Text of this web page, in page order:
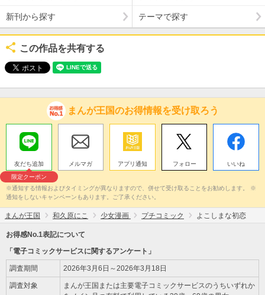
新刊から探す テーマで探す
この作品を共有する
まんが王国のお得情報を受け取ろう
友だち追加
限定クーポン
メルマガ アプリ通知 フォロー いいね
※通知する情報およびタイミングが異なりますので、併せて受け取ることをお勧めします。 ※
通知をしないキャンペーンもあります。ご了承ください。
まんが王国 和久原にこ 少女漫画 プチコミック よこしまな初恋
お得感No.1表記について
「電子コミックサービスに関するアンケート」
調査期間 2026年3月6日～2026年3月18日
調査対象
まんが王国または主要電子コミックサービスのうちいずれか